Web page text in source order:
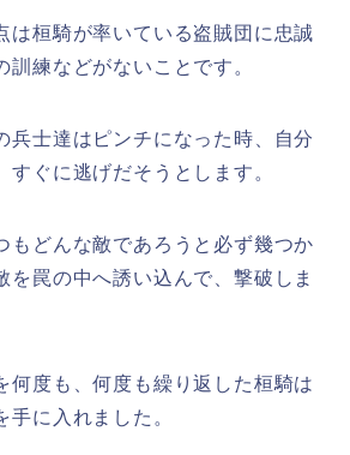
は桓騎が率いている盗賊団に忠誠
訓練などがないことです。
兵士達はピンチになった時、自分
すぐに逃げだそうとします。
もどんな敵であろうと必ず幾つか
を罠の中へ誘い込んで、撃破しま
何度も、何度も繰り返した桓騎は
手に入れました。